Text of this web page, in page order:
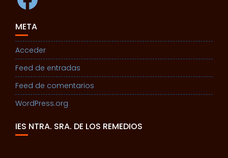
META
Acceder
Feed de entradas
Feed de comentarios
WordPress.org
IES NTRA. SRA. DE LOS REMEDIOS